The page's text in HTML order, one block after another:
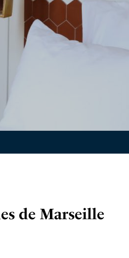
de Marseille